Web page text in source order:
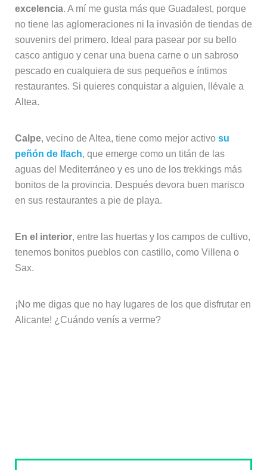
excelencia. A mí me gusta más que Guadalest, porque
no tiene las aglomeraciones ni la invasión de tiendas de
souvenirs del primero. Ideal para pasear por su bello
casco antiguo y cenar una buena carne o un sabroso
pescado en cualquiera de sus pequeños e íntimos
restaurantes. Si quieres conquistar a alguien, llévale a
Altea.
Calpe, vecino de Altea, tiene como mejor activosu
peñón de Ifach, que emerge como un titán de las
aguas del Mediterráneo y es uno de los trekkings más
bonitos de la provincia. Después devora buen marisco
en sus restaurantes a pie de playa.
En el interior, entre las huertas y los campos de cultivo,
tenemos bonitos pueblos con castillo, como Villena o
Sax.
¡No me digas que no hay lugares de los que disfrutar en
Alicante! ¿Cuándo venís a verme?